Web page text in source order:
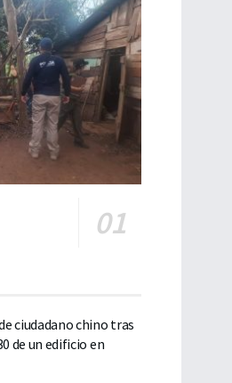
ciudadano chino tras
de un edificio en